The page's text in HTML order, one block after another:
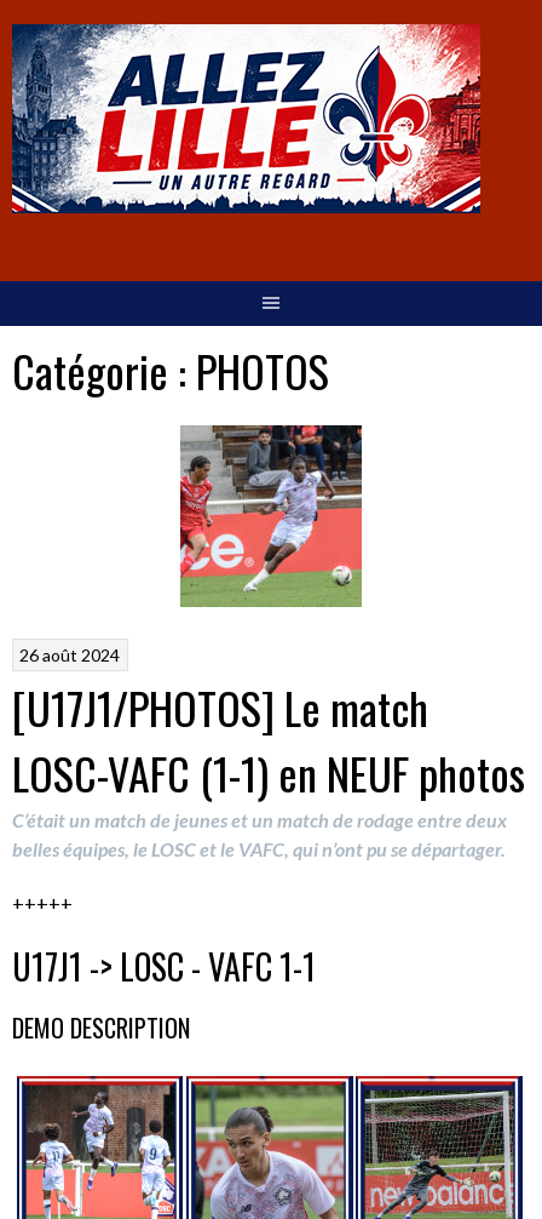
Catégorie : PHOTOS
26 août 2024
[U17J1/PHOTOS] Le match
LOSC-VAFC (1-1) en NEUF photos
C’était un match de jeunes et un match de rodage entre deux
belles équipes, le LOSC et le VAFC, qui n’ont pu se départager.
+++++
U17J1 -> LOSC - VAFC 1-1
DEMO DESCRIPTION